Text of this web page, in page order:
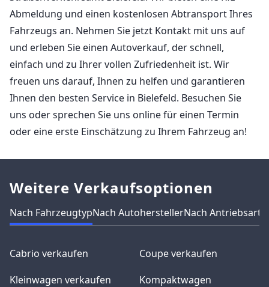
Abmeldung und einen kostenlosen Abtransport Ihres
Fahrzeugs an. Nehmen Sie jetzt Kontakt mit uns auf
und erleben Sie einen Autoverkauf, der schnell,
einfach und zu Ihrer vollen Zufriedenheit ist. Wir
freuen uns darauf, Ihnen zu helfen und garantieren
Ihnen den besten Service in Bielefeld. Besuchen Sie
uns oder sprechen Sie uns online für einen Termin
oder eine erste Einschätzung zu Ihrem Fahrzeug an!
Weitere Verkaufsoptionen
Nach FahrzeugtypNach AutoherstellerNach Antriebsart
Cabrio verkaufen
Coupe verkaufen
Kleinwagen verkaufen
Kompaktwagen